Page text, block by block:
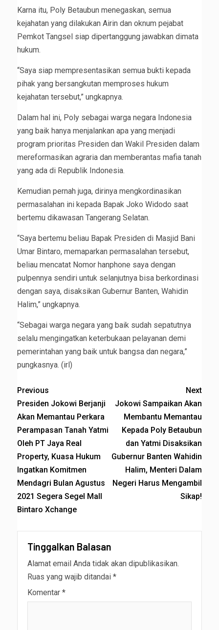
Karna itu, Poly Betaubun menegaskan, semua
kejahatan yang dilakukan Airin dan oknum pejabat
Pemkot Tangsel siap dipertanggung jawabkan dimata
hukum.
“Saya siap mempresentasikan semua bukti kepada
pihak yang bersangkutan memproses hukum
kejahatan tersebut,” ungkapnya.
Dalam hal ini, Poly sebagai warga negara Indonesia
yang baik hanya menjalankan apa yang menjadi
program prioritas Presiden dan Wakil Presiden dalam
mereformasikan agraria dan memberantas mafia tanah
yang ada di Republik Indonesia.
Kemudian pernah juga, dirinya mengkordinasikan
permasalahan ini kepada Bapak Joko Widodo saat
bertemu dikawasan Tangerang Selatan.
“Saya bertemu beliau Bapak Presiden di Masjid Bani
Umar Bintaro, memaparkan permasalahan tersebut,
beliau mencatat Nomor hanphone saya dengan
pulpennya sendiri untuk selanjutnya bisa berkordinasi
dengan saya, disaksikan Gubernur Banten, Wahidin
Halim,” ungkapnya.
“Sebagai warga negara yang baik sudah sepatutnya
selalu mengingatkan keterbukaan pelayanan demi
pemerintahan yang baik untuk bangsa dan negara,”
pungkasnya. (irl)
Previous
Presiden Jokowi Berjanji
Akan Memantau Perkara
Perampasan Tanah Yatmi
Oleh PT Jaya Real
Property, Kuasa Hukum
Ingatkan Komitmen
Mendagri Bulan Agustus
2021 Segera Segel Mall
Bintaro Xchange
Next
Jokowi Sampaikan Akan
Membantu Memantau
Kepada Poly Betaubun
dan Yatmi Disaksikan
Gubernur Banten Wahidin
Halim, Menteri Dalam
Negeri Harus Mengambil
Sikap!
Tinggalkan Balasan
Alamat email Anda tidak akan dipublikasikan.
Ruas yang wajib ditandai *
Komentar *